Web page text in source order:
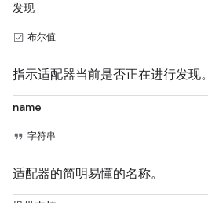
发现
布尔值
指示适配器当前是否正在进行发现。
name
字符串
适配器的简明易懂的名称。